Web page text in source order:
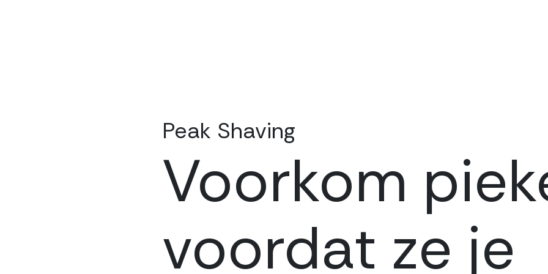
Voorkom
voordat ze je
Peak Shaving